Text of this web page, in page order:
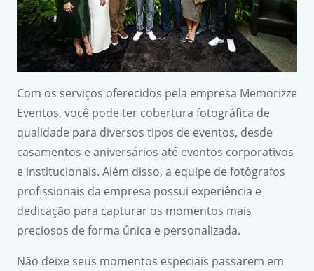
Com os serviços oferecidos pela empresa Memorizze
Eventos, você pode ter cobertura fotográfica de
qualidade para diversos tipos de eventos, desde
casamentos e aniversários até eventos corporativos
e institucionais. Além disso, a equipe de fotógrafos
profissionais da empresa possui experiência e
dedicação para capturar os momentos mais
preciosos de forma única e personalizada.
Não deixe seus momentos especiais passarem em